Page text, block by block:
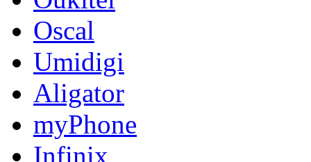
Oscal
Umidigi
Aligator
myPhone
Infinix